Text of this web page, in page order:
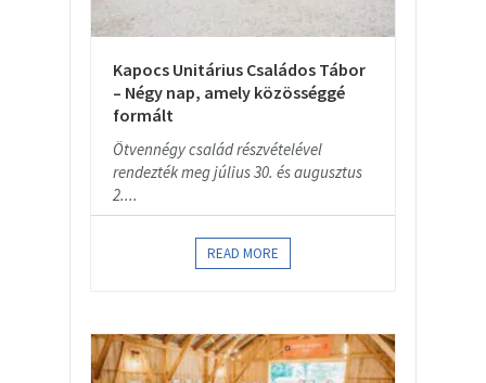
Kapocs Unitárius Családos Tábor
– Négy nap, amely közösséggé
formált
Ötvennégy család részvételével
rendezték meg július 30. és augusztus
2....
READ MORE